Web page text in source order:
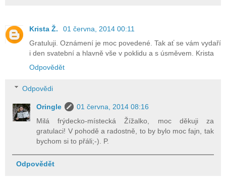
Krista Ž.
01 června, 2014 00:11
Gratuluji. Oznámení je moc povedené. Tak ať se vám vydaří
i den svatební a hlavně vše v poklidu a s úsměvem. Krista
Odpovědět
Odpovědi
Oringle
01 června, 2014 08:16
Milá frýdecko-místecká Žížalko, moc děkuji za
gratulaci! V pohodě a radostně, to by bylo moc fajn, tak
bychom si to přáli;-). P.
Odpovědět